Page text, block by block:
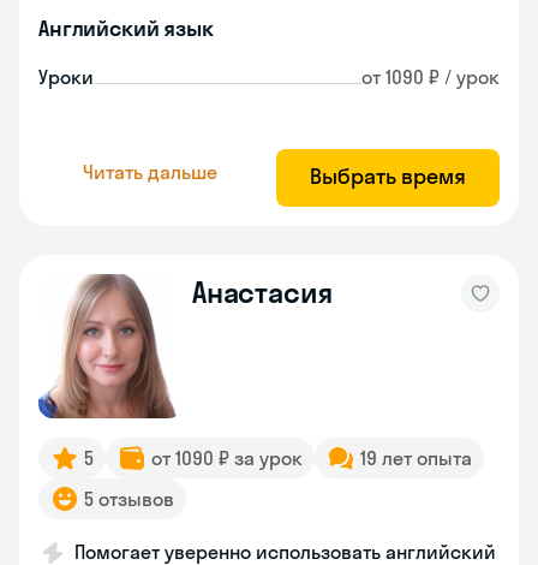
Английский язык
Уроки от 1090 ₽ / урок
Читать дальше Выбрать время
Анастасия
5 от 1090 ₽ за урок
19 лет опыта
5 отзывов
Помогает уверенно использовать английский